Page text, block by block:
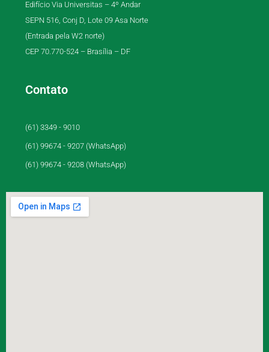
Edifício Via Universitas – 4º Andar
SEPN 516, Conj D, Lote 09 Asa Norte
(Entrada pela W2 norte)
CEP 70.770-524 – Brasília – DF
Contato
(61) 3349 - 9010
(61) 99674 - 9207 (WhatsApp)
(61) 99674 - 9208 (WhatsApp)